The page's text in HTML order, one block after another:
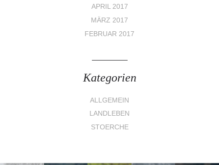
APRIL 2017
MÄRZ 2017
FEBRUAR 2017
Kategorien
ALLGEMEIN
LANDLEBEN
STOERCHE